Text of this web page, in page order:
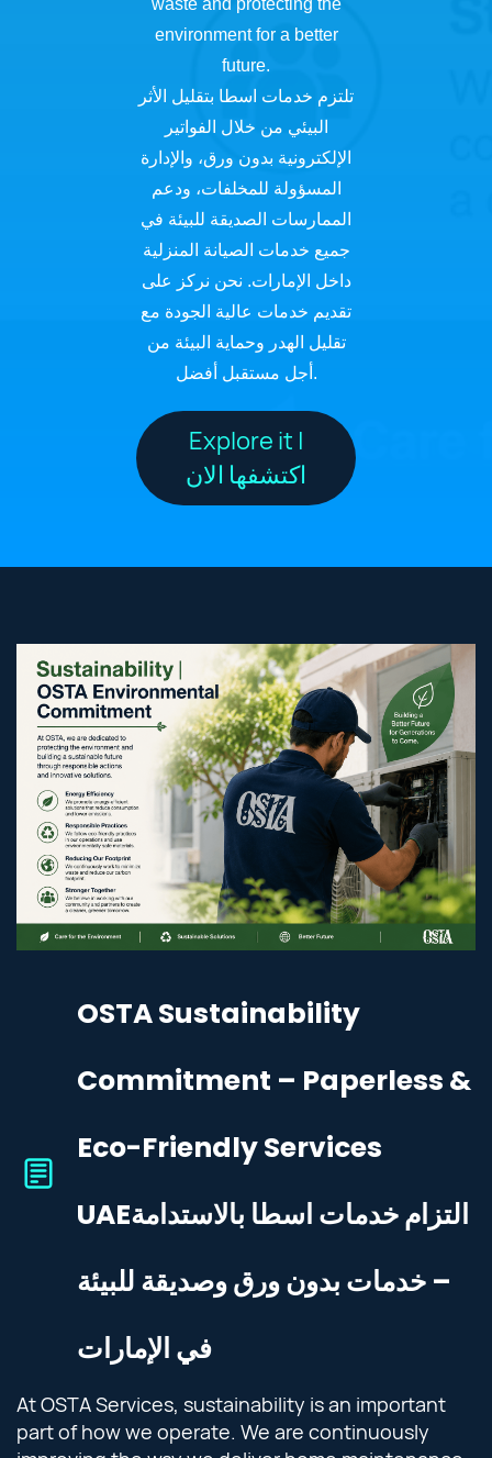
environment for a better
future.
تلتزم خدمات اسطا بتقليل الأثر
البيئي من خلال الفواتير
الإلكترونية بدون ورق، والإدارة
المسؤولة للمخلفات، ودعم
الممارسات الصديقة للبيئة في
جميع خدمات الصيانة المنزلية
داخل الإمارات. نحن نركز على
تقديم خدمات عالية الجودة مع
تقليل الهدر وحماية البيئة من
أجل مستقبل أفضل.
Explore it |
اكتشفها الان
OSTA Sustainability
Commitment – Paperless &
Eco-Friendly Services
UAEالتزام خدمات اسطا بالاستدامة
– خدمات بدون ورق وصديقة للبيئة
في الإمارات
At OSTA Services, sustainability is an important
part of how we operate. We are continuously